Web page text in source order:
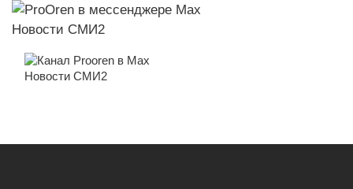
Новости СМИ2
Новости СМИ2